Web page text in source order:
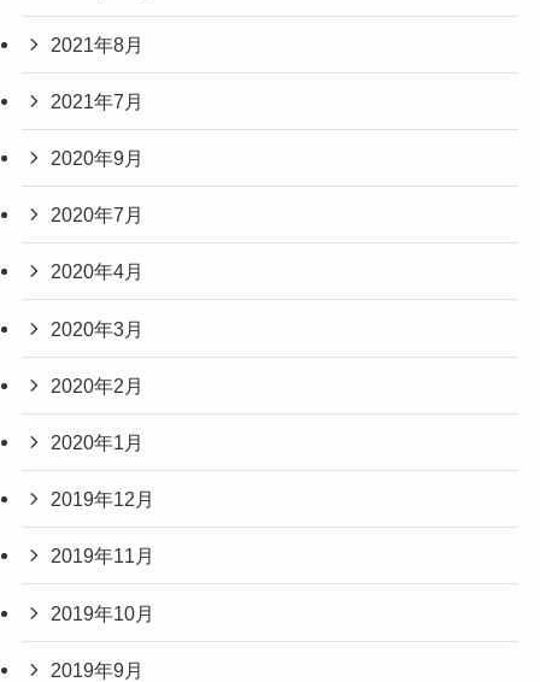
2021年8月
2021年7月
2020年9月
2020年7月
2020年4月
2020年3月
2020年2月
2020年1月
2019年12月
2019年11月
2019年10月
2019年9月